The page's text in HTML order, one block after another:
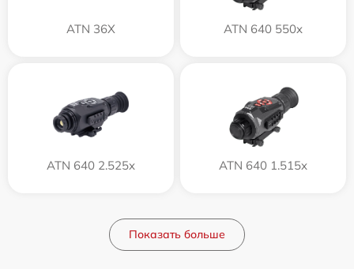
ATN 36X ATN 640 550x
ATN 640 2.525x ATN 640 1.515x
Показать больше